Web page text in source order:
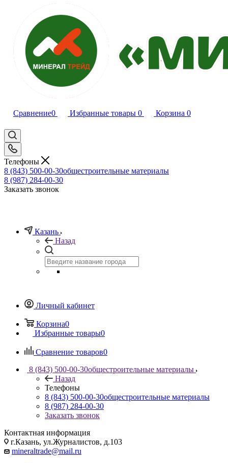
Сравнение0 Избранные товары 0 Корзина 0
Телефоны
8 (843) 500-00-30общестроительные материалы
8 (987) 284-00-30
Заказать звонок
Казань
Назад
Личный кабинет
Корзина0
Избранные товары0
Сравнение товаров0
8 (843) 500-00-30общестроительные материалы
Назад
Телефоны
8 (843) 500-00-30общестроительные материалы
8 (987) 284-00-30
Заказать звонок
Контактная информация
г.Казань, ул.Журналистов, д.103
mineraltrade@mail.ru